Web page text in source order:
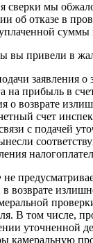
сверки мы
об отказе в
суммы
вы привели в
заявления о
на прибыль в
о возврате
счет
с подачей
в возврате
В том числе,
уточненной
камеральную